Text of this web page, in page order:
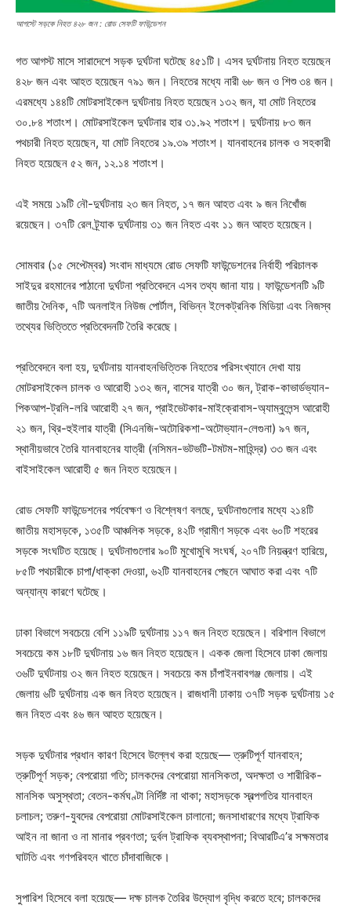
আগস্টে সড়কে নিহত ৪২৮ জন : রোড সেফটি ফাউন্ডেশন
গত আগস্ট মাসে সারাদেশে সড়ক দুর্ঘটনা ঘটেছে ৪৫১টি। এসব দুর্ঘটনায় নিহত হয়েছেন
৪২৮ জন এবং আহত হয়েছেন ৭৯১ জন। নিহতের মধ্যে নারী ৬৮ জন ও শিশু ৩৪ জন।
এরমধ্যে ১৪৪টি মোটরসাইকেল দুর্ঘটনায় নিহত হয়েছেন ১৩২ জন, যা মোট নিহতের
৩০.৮৪ শতাংশ। মোটরসাইকেল দুর্ঘটনার হার ৩১.৯২ শতাংশ। দুর্ঘটনায় ৮৩ জন
পথচারী নিহত হয়েছেন, যা মোট নিহতের ১৯.৩৯ শতাংশ। যানবাহনের চালক ও সহকারী
নিহত হয়েছেন ৫২ জন, ১২.১৪ শতাংশ।
এই সময়ে ১৯টি নৌ-দুর্ঘটনায় ২৩ জন নিহত, ১৭ জন আহত এবং ৯ জন নিখোঁজ
রয়েছেন। ৩৭টি রেল ট্র্যাক দুর্ঘটনায় ৩১ জন নিহত এবং ১১ জন আহত হয়েছেন।
সোমবার (১৫ সেপ্টেম্বর) সংবাদ মাধ্যমে রোড সেফটি ফাউন্ডেশনের নির্বাহী পরিচালক
সাইদুর রহমানের পাঠানো দুর্ঘটনা প্রতিবেদনে এসব তথ্য জানা যায়। ফাউন্ডেশনটি ৯টি
জাতীয় দৈনিক, ৭টি অনলাইন নিউজ পোর্টাল, বিভিন্ন ইলেকট্রনিক মিডিয়া এবং নিজস্ব
তথ্যের ভিত্তিতে প্রতিবেদনটি তৈরি করেছে।
প্রতিবেদনে বলা হয়, দুর্ঘটনায় যানবাহনভিত্তিক নিহতের পরিসংখ্যানে দেখা যায়
মোটরসাইকেল চালক ও আরোহী ১৩২ জন, বাসের যাত্রী ৩০ জন, ট্রাক-কাভার্ডভ্যান-
পিকআপ-ট্রলি-লরি আরোহী ২৭ জন, প্রাইভেটকার-মাইক্রোবাস-অ্যাম্বুলেন্স আরোহী
২১ জন, থ্রি-হুইলার যাত্রী (সিএনজি-অটোরিকশা-অটোভ্যান-লেগুনা) ৯৭ জন,
স্থানীয়ভাবে তৈরি যানবাহনের যাত্রী (নসিমন-ভটভটি-টমটম-মাহিন্দ্র) ৩৩ জন এবং
বাইসাইকেল আরোহী ৫ জন নিহত হয়েছেন।
রোড সেফটি ফাউন্ডেশনের পর্যবেক্ষণ ও বিশ্লেষণ বলছে, দুর্ঘটনাগুলোর মধ্যে ২১৪টি
জাতীয় মহাসড়কে, ১৩৫টি আঞ্চলিক সড়কে, ৪২টি গ্রামীণ সড়কে এবং ৬০টি শহরের
সড়কে সংঘটিত হয়েছে। দুর্ঘটনাগুলোর ৯০টি মুখোমুখি সংঘর্ষ, ২০৭টি নিয়ন্ত্রণ হারিয়ে,
৮৫টি পথচারীকে চাপা/ধাক্কা দেওয়া, ৬২টি যানবাহনের পেছনে আঘাত করা এবং ৭টি
অন্যান্য কারণে ঘটেছে।
ঢাকা বিভাগে সবচেয়ে বেশি ১১৯টি দুর্ঘটনায় ১১৭ জন নিহত হয়েছেন। বরিশাল বিভাগে
সবচেয়ে কম ১৮টি দুর্ঘটনায় ১৬ জন নিহত হয়েছেন। একক জেলা হিসেবে ঢাকা জেলায়
৩৬টি দুর্ঘটনায় ৩২ জন নিহত হয়েছেন। সবচেয়ে কম চাঁপাইনবাবগঞ্জ জেলায়। এই
জেলায় ৬টি দুর্ঘটনায় এক জন নিহত হয়েছেন। রাজধানী ঢাকায় ৩৭টি সড়ক দুর্ঘটনায় ১৫
জন নিহত এবং ৪৬ জন আহত হয়েছেন।
সড়ক দুর্ঘটনার প্রধান কারণ হিসেবে উল্লেখ করা হয়েছে— ত্রুটিপূর্ণ যানবাহন;
ত্রুটিপূর্ণ সড়ক; বেপরোয়া গতি; চালকদের বেপরোয়া মানসিকতা, অদক্ষতা ও শারীরিক-
মানসিক অসুস্থতা; বেতন-কর্মঘণ্টা নির্দিষ্ট না থাকা; মহাসড়কে স্বল্পগতির যানবাহন
চলাচল; তরুণ-যুবদের বেপরোয়া মোটরসাইকেল চালানো; জনসাধারণের মধ্যে ট্রাফিক
আইন না জানা ও না মানার প্রবণতা; দুর্বল ট্রাফিক ব্যবস্থাপনা; বিআরটিএ’র সক্ষমতার
ঘাটতি এবং গণপরিবহন খাতে চাঁদাবাজিকে।
সুপারিশ হিসেবে বলা হয়েছে— দক্ষ চালক তৈরির উদ্যোগ বৃদ্ধি করতে হবে; চালকদের